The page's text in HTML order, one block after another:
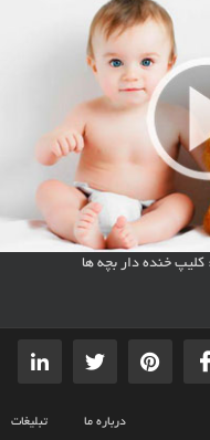
کلیپ خنده دار بچه ها
درباره ما تبلیغات